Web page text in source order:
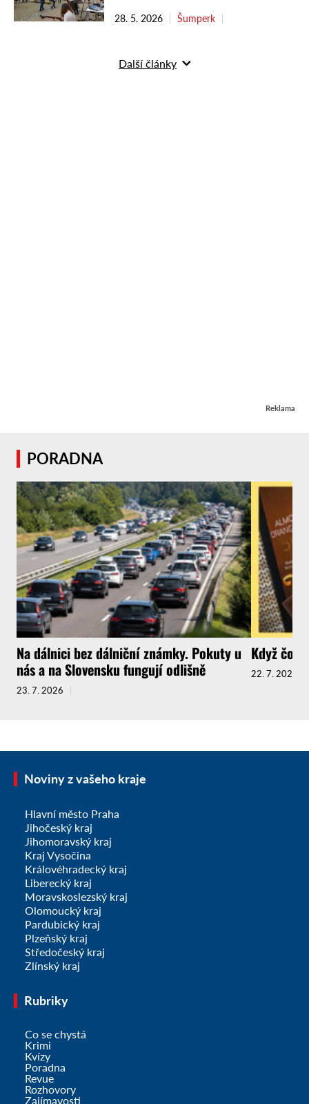
28. 5. 2026 Šumperk
Další články
Reklama
PORADNA
Na dálnici bez dálniční známky. Pokuty u
nás a na Slovensku fungují odlišně
23. 7. 2026
Když
22. 7. 2026
Noviny z vašeho kraje
Hlavní město Praha
Jihočeský kraj
Jihomoravský kraj
Kraj Vysočina
Královéhradecký kraj
Liberecký kraj
Moravskoslezský kraj
Olomoucký kraj
Pardubický kraj
Plzeňský kraj
Středočeský kraj
Zlínský kraj
Rubriky
Co se chystá
Krimi
Kvízy
Poradna
Revue
Rozhovory
Zajímavosti